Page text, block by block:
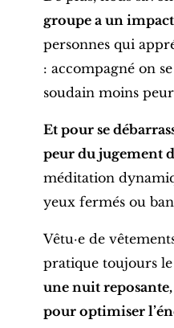
groupe a un
personnes qui
: accompagné on
soudain moins
Et pour se
peur du jugement
méditation
yeux fermés ou
Vêtu·e de
pratique toujours
une nuit reposante,
pour optimiser